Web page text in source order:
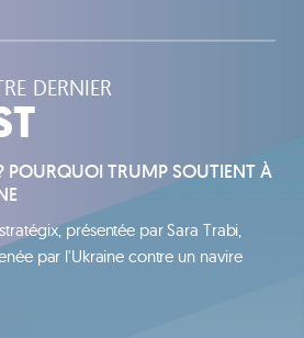
DERNIER
POURQUOI TRUMP SOUTIENT À
présentée par Sara Trabi,
par l'Ukraine contre un navire